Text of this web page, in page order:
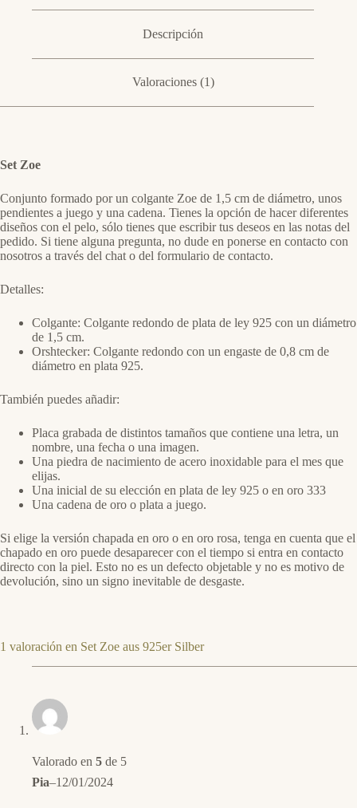
Descripción
Valoraciones (1)
Set Zoe
Conjunto formado por un colgante Zoe de 1,5 cm de diámetro, unos
pendientes a juego y una cadena. Tienes la opción de hacer diferentes
diseños con el pelo, sólo tienes que escribir tus deseos en las notas del
pedido. Si tiene alguna pregunta, no dude en ponerse en contacto con
nosotros a través del chat o del formulario de contacto.
Detalles:
Colgante: Colgante redondo de plata de ley 925 con un diámetro
de 1,5 cm.
Orshtecker: Colgante redondo con un engaste de 0,8 cm de
diámetro en plata 925.
También puedes añadir:
Placa grabada de distintos tamaños que contiene una letra, un
nombre, una fecha o una imagen.
Una piedra de nacimiento de acero inoxidable para el mes que
elijas.
Una inicial de su elección en plata de ley 925 o en oro 333
Una cadena de oro o plata a juego.
Si elige la versión chapada en oro o en oro rosa, tenga en cuenta que el
chapado en oro puede desaparecer con el tiempo si entra en contacto
directo con la piel. Esto no es un defecto objetable y no es motivo de
devolución, sino un signo inevitable de desgaste.
1 valoración en Set Zoe aus 925er Silber
Valorado en 5 de 5
Pia–12/01/2024